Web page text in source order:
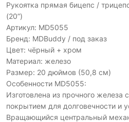
Рукоятка прямая бицепс /
(20”)
Артикул: MD5055
Бренд: MDBuddy / под заказ
Цвет: чёрный + хром
Материал: железо
Размер: 20 дюймов (50,8 см)
Особенности MD5055:
Изготовлена из прочного
покрытием для долговечности и
Вращающийся центральный